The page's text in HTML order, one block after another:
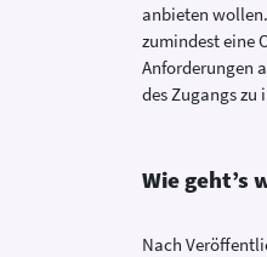
anbieten
zumindest eine
Anforderungen
des Zugangs zu
Wie geht’s
Nach